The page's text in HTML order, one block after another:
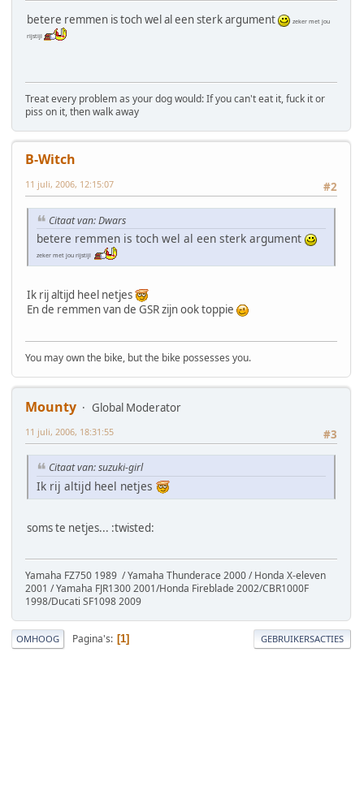
betere remmen is toch wel al een sterk argument
zeker met jou
rijstijl
Treat every problem as your dog would: If you can't eat it, fuck it or
piss on it, then walk away
B-Witch
#2
11 juli, 2006, 12:15:07
Citaat van: Dwars
betere remmen is toch wel al een sterk argument
zeker met jou rijstijl
Ik rij altijd heel netjes
En de remmen van de GSR zijn ook toppie
You may own the bike, but the bike possesses you.
Mounty
Global Moderator
#3
11 juli, 2006, 18:31:55
Citaat van: suzuki-girl
Ik rij altijd heel netjes
soms te netjes... :twisted:
Yamaha FZ750 1989 / Yamaha Thunderace 2000 / Honda X-eleven
2001 / Yamaha FJR1300 2001/Honda Fireblade 2002/CBR1000F
1998/Ducati SF1098 2009
OMHOOG Pagina's 1 GEBRUIKERSACTIES